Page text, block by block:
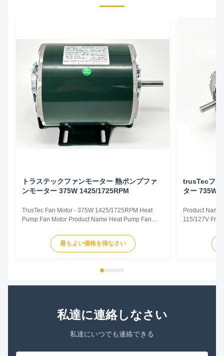
トラステックファンモーター 熱ポンプファ
ンモーター 375W 1425/1725RPM
TrusTec Fan Motor - 375W 1425/1725RPM Heat
Pump Fan Motor Product Name Heat Pump Fan
Power 375W Pole 4P AMPS 8.1/6.5 Speed
1425/1725RPM Insulation Class CL.B Capacitor /
最もよい価格を得なさい
trusTecファ
ター 735W
Product
115/127V
Insulation
Other
私達に連絡しなさい
私達にいつでも連絡できる